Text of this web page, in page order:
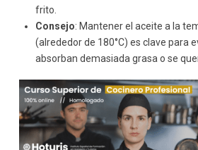
frito.
Consejo: Mantener el aceite a la
(alrededor de 180°C) es clave para
absorban demasiada grasa o se